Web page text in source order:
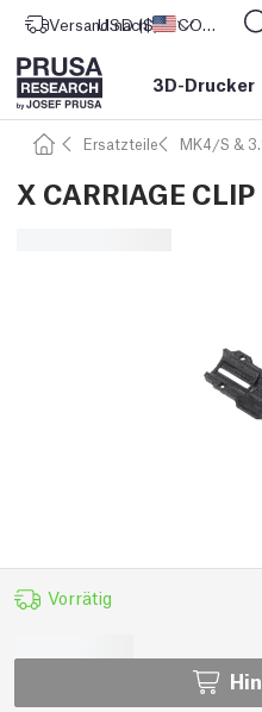
Versand nach Vereinigte
USD ($) CORE One L: Jetzt auf Lager!
3D-Drucker
Ersatzteile MK4/S &
X CARRIAGE CLIP
Vorrätig